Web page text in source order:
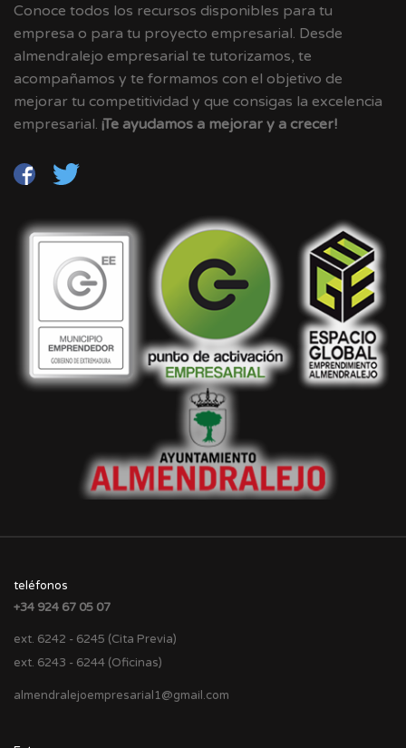
Conoce todos los recursos disponibles para tu
empresa o para tu proyecto empresarial. Desde
almendralejo empresarial te tutorizamos, te
acompañamos y te formamos con el objetivo de
mejorar tu competitividad y que consigas la excelencia
empresarial. ¡Te ayudamos a mejorar y a crecer!
teléfonos
+34 924 67 05 07
ext. 6242 - 6245 (Cita Previa)
ext. 6243 - 6244 (Oficinas)
almendralejoempresarial1@gmail.com